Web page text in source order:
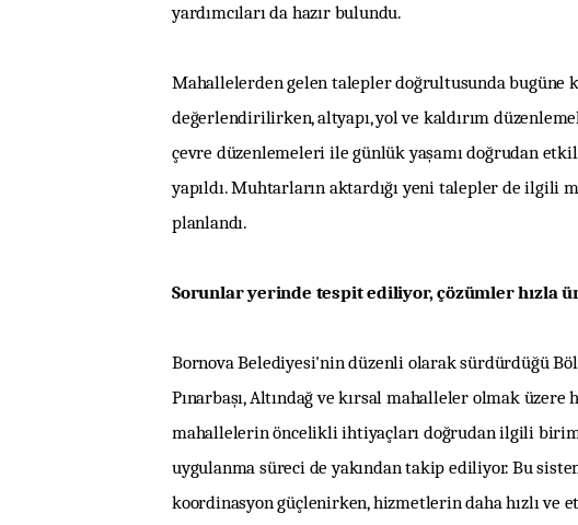
yardımcıları da hazır bulundu.
Mahallelerden gelen talepler doğrultusunda bugüne
değerlendirilirken, altyapı, yol ve kaldırım
çevre düzenlemeleri ile günlük yaşamı doğrudan
yapıldı. Muhtarların aktardığı yeni talepler de ilgili
planlandı.
Sorunlar yerinde tespit ediliyor, çözümler hızla
Bornova Belediyesi'nin düzenli olarak sürdürdüğü
Pınarbaşı, Altındağ ve kırsal mahalleler olmak
mahallelerin öncelikli ihtiyaçları doğrudan ilgili
uygulanma süreci de yakından takip ediliyor. Bu
koordinasyon güçlenirken, hizmetlerin daha hızlı ve